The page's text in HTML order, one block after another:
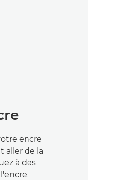
encre
aller de la
à des